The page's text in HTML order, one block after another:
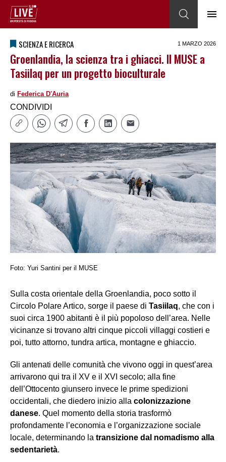
SCIENZA E RICERCA 1 MARZO 2026
Groenlandia, la scienza tra i ghiacci. Il MUSE a
Tasiilaq per un progetto bioculturale
di Federica DʹAuria
CONDIVIDI
Foto: Yuri Santini per il MUSE
Sulla costa orientale della Groenlandia, poco sotto il
Circolo Polare Artico, sorge il paese di Tasiilaq, che con i
suoi circa 1900 abitanti è il più popoloso dell’area. Nelle
vicinanze si trovano altri cinque piccoli villaggi costieri e
poi, tutto attorno, tundra artica, montagne e ghiaccio.
Gli antenati delle comunità che vivono oggi in quest’area
arrivarono qui tra il XV e il XVI secolo; alla fine
dell’Ottocento giunsero invece le prime spedizioni
occidentali, che diedero inizio alla colonizzazione
danese. Quel momento della storia trasformò
profondamente l’economia e l’organizzazione sociale
locale, determinando la transizione dal nomadismo alla
sedentarietà.